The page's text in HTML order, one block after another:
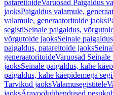
patareitoideVaruosad Paigaldus
jaoksPaigaldus valamule,
valamule, generaatoritoide jaoks
segistiSeinale paigaldus,
võrgutoide jaoksSeinale
paigaldus, patareitoide jaoks
generaatoritoideVaruosad
jaoksSeinale paigaldus, kahe
paigaldus, kahe käepidemega
Tarvikud jaoksValamusegistitele
jaoksÄravooluühendused